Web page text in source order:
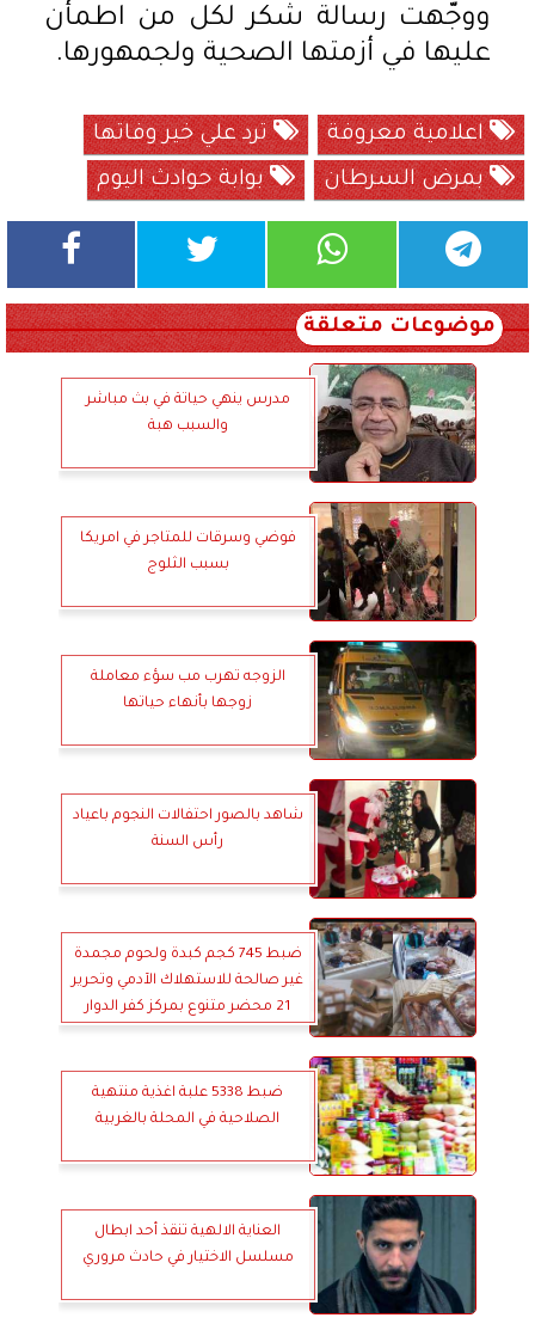
ووجّهت رسالة شكر لكل من اطمأن
عليها في أزمتها الصحية ولجمهورها.
اعلامية معروفة
ترد علي خير وفاتها
بمرض السرطان
بوابة حوادث اليوم
موضوعات متعلقة
مدرس ينهي حياتة في بث مباشر
والسبب هبة
فوضي وسرقات للمتاجر في امريكا
بسبب الثلوج
الزوجه تهرب مب سؤء معاملة
زوجها بأنهاء حياتها
شاهد بالصور احتفالات النجوم باعياد
رأس السنة
ضبط 745 كجم كبدة ولحوم مجمدة
غير صالحة للاستهلاك الآدمي وتحرير
21 محضر متنوع بمركز كفر الدوار
ضبط 5338 علبة اغذية منتهية
الصلاحية في المحلة بالغربية
العناية الالهية تنقذ أحد ابطال
مسلسل الاختيار في حادث مروري